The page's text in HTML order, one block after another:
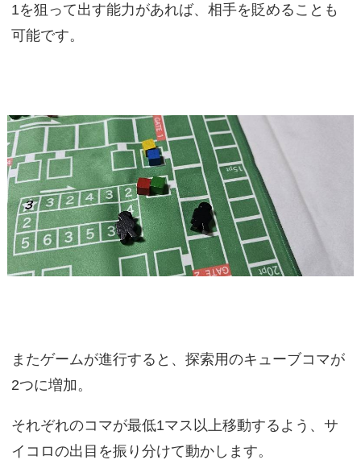
1を狙って出す能力があれば、相手を貶めることも
可能です。
またゲームが進行すると、探索用のキューブコマが
2つに増加。
それぞれのコマが最低1マス以上移動するよう、サ
イコロの出目を振り分けて動かします。